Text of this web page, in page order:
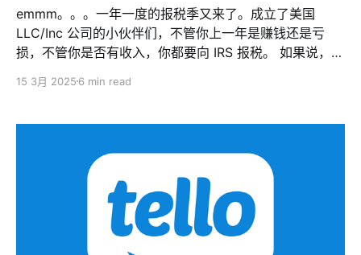
联。 5、支付成功后，记得点击下载和发送账单到邮箱，
emmm。。。一年一度的报税季又来了。成立了美国
LLC/Inc 公司的小伙伴们，不管你上一年是赚钱还是亏
损，不管你是否有收入，你都要向 IRS 报税。 如果说，你
赏下： 如果每年不报税，最低罚款 25000 美刀+。 OK，
么报税？ 一些逻辑 首先说明一些基本的逻辑： 1、大家每
让代理来搞）。年报是年报，报税是报税，不是同一件
事。因为有年报资格的代理公司，很多都是没有税务资格
的，他们没有这个资格替你来报税。当然，少部分有报税
资格提供全套服务的除外。 2、Delaware 和 Wyoming
15 3月 2025 6 min read